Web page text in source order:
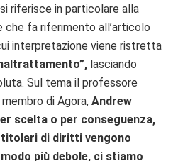
si riferisce in particolare alla
che fa riferimento all’articolo
interpretazione viene ristretta
lasciando
Sul tema il professore
di Agora, Andrew
scelta o per conseguenza,
di diritti vengono
più debole, ci stiamo